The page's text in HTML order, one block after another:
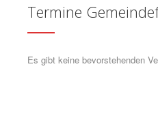
Termine
Es gibt keine bevorstehenden